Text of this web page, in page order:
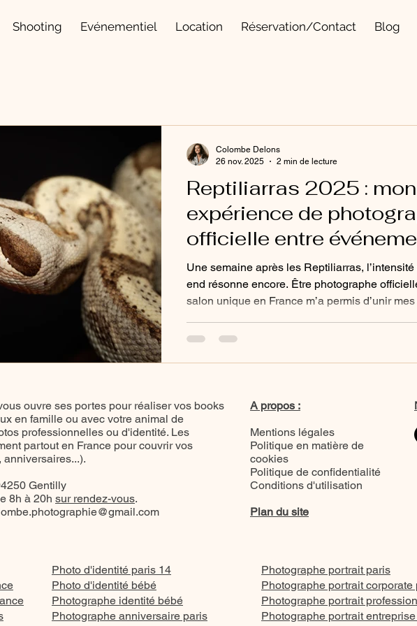
Shooting Evénementiel Location Réservation/Contact Blog
Reptiliarras 2025 : mon
expérience de
officielle entre
et animalier
Une semaine après les Reptiliarras,
end résonne encore. Être photographe
salon unique en France m’a permis d’unir
Deux jours au cœur des reptiles, amphibiens,
rencontre, chaque espèce et chaque instant
Colombe Delons
26 nov. 2025
2 min de lecture
ouvre ses portes pour réaliser vos books
en famille ou avec votre animal de
professionnelles ou d'identité. Les
partout en France pour couvrir vos
Gentilly
8h à 20h sur rendez-vous.
A propos :
Mentions légales
Politique en matière de
cookies
Politique de confidentialité
Conditions d'utilisation
Plan du site
Photo d'identité paris 14
Photo d'identité bébé
Photographe identité bébé
Photographe anniversaire paris
Photographe portrait paris
Photographe portrait corporate
Photographe portrait
Photographe portrait